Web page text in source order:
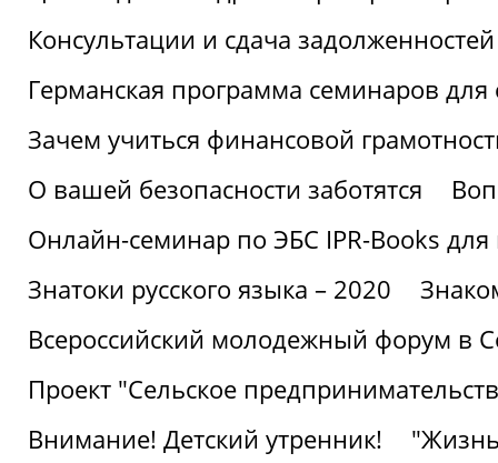
Консультации и сдача
Германская программа семинаров для
Зачем учиться финансовой
О вашей безопасности заботятся
Онлайн-семинар по ЭБС IPR-Books для
Знатоки русского языка – 2020
Всероссийский молодежный форум в
Проект "Сельское
Внимание! Детский утренник!